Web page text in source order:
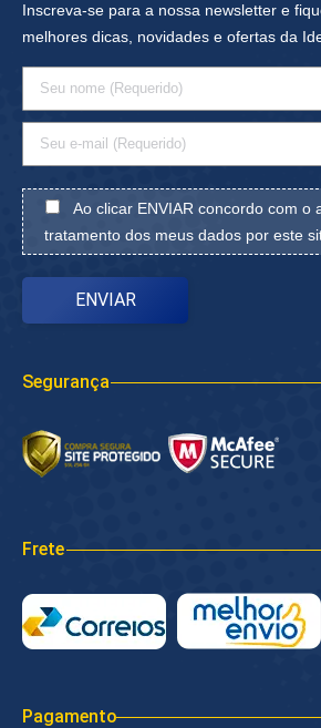
Inscreva-se para a nossa newsletter e
melhores dicas, novidades e ofertas da
Ao clicar ENVIAR concordo com o
tratamento dos meus dados por este
Segurança
Frete
Pagamento